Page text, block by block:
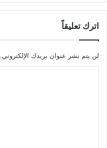
اترك تعليقاً
لن يتم نشر عنوان بريدك الإلكتروني.